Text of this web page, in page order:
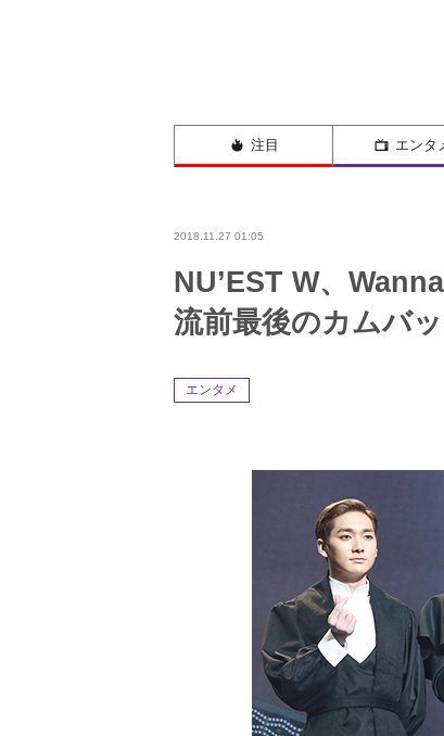
注目 エンタ
2018.11.27 01:05
NU’EST W、
流前最後のカムバ
エンタメ